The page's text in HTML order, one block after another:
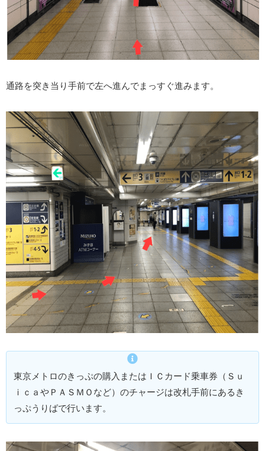
通路を突き当り手前で左へ進んでまっすぐ進みます。
東京メトロのきっぷの購入またはＩＣカード乗車券（Ｓｕ
ｉｃａやＰＡＳＭＯなど）のチャージは改札手前にあるき
っぷうりばで行います。